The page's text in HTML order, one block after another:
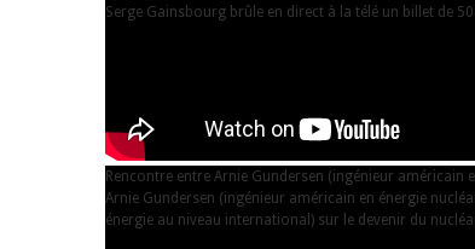
Serge Gainsbourg brûle en direct à la télé un billet de
Rencontre entre Arnie Gundersen (ingénieur
Arnie Gundersen (ingénieur américain en énergie
énergie au niveau international) sur le devenir du